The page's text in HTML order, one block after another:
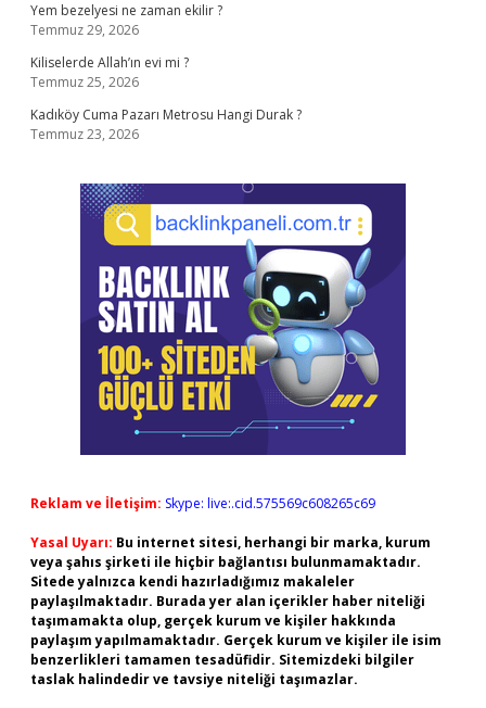
Yem bezelyesi ne zaman ekilir ?
Temmuz 29, 2026
Kiliselerde Allah’ın evi mi ?
Temmuz 25, 2026
Kadıköy Cuma Pazarı Metrosu Hangi Durak ?
Temmuz 23, 2026
Reklam ve İletişim: Skype: live:.cid.575569c608265c69
Yasal Uyarı: Bu internet sitesi, herhangi bir marka, kurum
veya şahıs şirketi ile hiçbir bağlantısı bulunmamaktadır.
Sitede yalnızca kendi hazırladığımız makaleler
paylaşılmaktadır. Burada yer alan içerikler haber niteliği
taşımamakta olup, gerçek kurum ve kişiler hakkında
paylaşım yapılmamaktadır. Gerçek kurum ve kişiler ile isim
benzerlikleri tamamen tesadüfidir. Sitemizdeki bilgiler
taslak halindedir ve tavsiye niteliği taşımazlar.